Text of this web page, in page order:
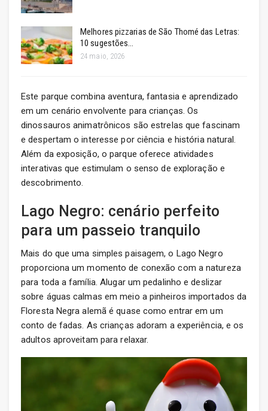
Melhores pizzarias de São Thomé das Letras:
10 sugestões…
24 maio, 2026
Este parque combina aventura, fantasia e aprendizado
em um cenário envolvente para crianças. Os
dinossauros animatrônicos são estrelas que fascinam
e despertam o interesse por ciência e história natural.
Além da exposição, o parque oferece atividades
interativas que estimulam o senso de exploração e
descobrimento.
Lago Negro: cenário perfeito
para um passeio tranquilo
Mais do que uma simples paisagem, o Lago Negro
proporciona um momento de conexão com a natureza
para toda a família. Alugar um pedalinho e deslizar
sobre águas calmas em meio a pinheiros importados da
Floresta Negra alemã é quase como entrar em um
conto de fadas. As crianças adoram a experiência, e os
adultos aproveitam para relaxar.